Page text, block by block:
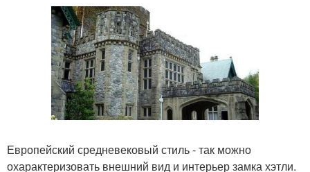
Европейский средневековый стиль - так можно
охарактеризовать внешний вид и интерьер замка хэтли.